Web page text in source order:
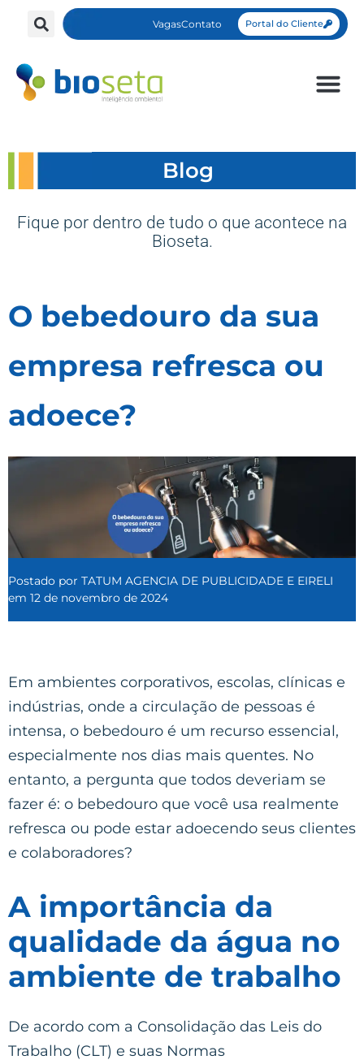
VagasContato Portal do Cliente
Blog
Fique por dentro de tudo o que acontece na
Bioseta.
O bebedouro da sua
empresa refresca ou
adoece?
Postado por TATUM AGENCIA DE PUBLICIDADE E EIRELI
em 12 de novembro de 2024
Em ambientes corporativos, escolas, clínicas e
indústrias, onde a circulação de pessoas é
intensa, o bebedouro é um recurso essencial,
especialmente nos dias mais quentes. No
entanto, a pergunta que todos deveriam se
fazer é: o bebedouro que você usa realmente
refresca ou pode estar adoecendo seus clientes
e colaboradores?
A importância da
qualidade da água no
ambiente de trabalho
De acordo com a Consolidação das Leis do
Trabalho (CLT) e suas Normas